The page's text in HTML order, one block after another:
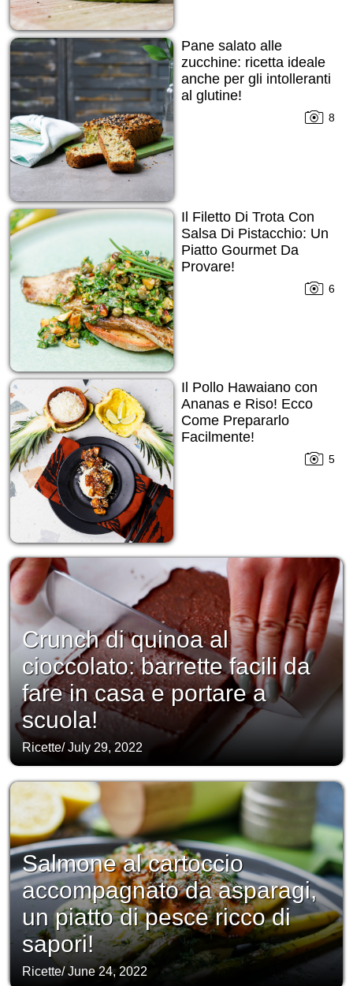
Pane salato alle
zucchine: ricetta ideale
anche per gli intolleranti
al glutine!
8
Il Filetto Di Trota Con
Salsa Di Pistacchio: Un
Piatto Gourmet Da
Provare!
6
Il Pollo Hawaiano con
Ananas e Riso! Ecco
Come Prepararlo
Facilmente!
5
Crunch di quinoa al
cioccolato: barrette facili da
fare in casa e portare a
scuola!
Ricette/July 29, 2022
Salmone al cartoccio
accompagnato da asparagi,
un piatto di pesce ricco di
sapori!
Ricette/June 24, 2022